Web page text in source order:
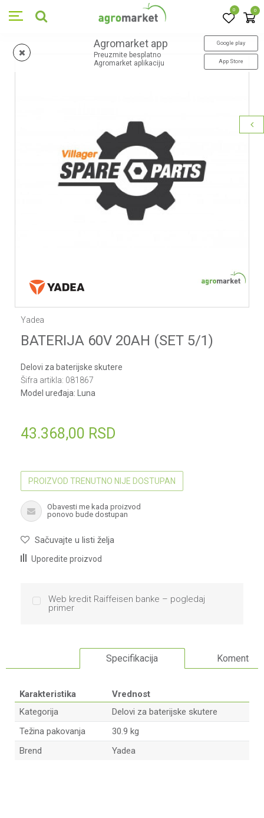
0 0
Agromarket app
Preuzmite besplatno
Agromarket aplikaciju
Google play
App Store
Yadea
BATERIJA 60V 20AH (SET 5/1)
Delovi za baterijske skutere
Šifra artikla: 081867
Model uređaja:
Luna
43.368,00 RSD
PROIZVOD TRENUTNO NIJE DOSTUPAN
Obavesti me kada proizvod
ponovo bude dostupan
Sačuvajte u listi želja
Uporedite proizvod
Web kredit Raiffeisen banke – pogledaj
primer
Specifikacija Komentari
Karakteristika
Vrednost
Kategorija
Delovi za baterijske skutere
Težina pakovanja
30.9 kg
Brend
Yadea